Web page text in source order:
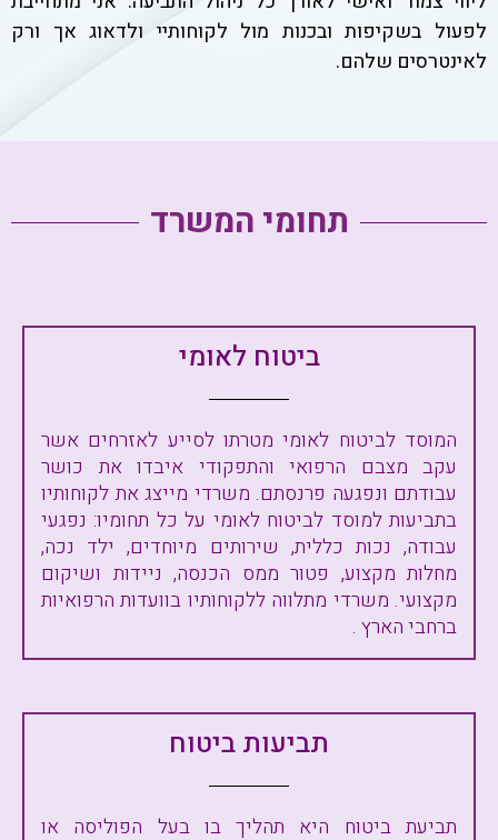
לפעול בשקיפות ובכנות מול לקוחותיי ולדאוג אך ורק
לאינטרסים שלהם.
תחומי המשרד
ביטוח לאומי
המוסד לביטוח לאומי מטרתו לסייע לאזרחים אשר
עקב מצבם הרפואי והתפקודי איבדו את כושר
עבודתם ונפגעה פרנסתם. משרדי מייצג את לקוחותיו
בתביעות למוסד לביטוח לאומי על כל תחומיו: נפגעי
עבודה, נכות כללית, שירותים מיוחדים, ילד נכה,
מחלות מקצוע, פטור ממס הכנסה, ניידות ושיקום
מקצועי. משרדי מתלווה ללקוחותיו בוועדות הרפואיות
ברחבי הארץ .
תביעות ביטוח
תביעת ביטוח היא תהליך בו בעל הפוליסה או